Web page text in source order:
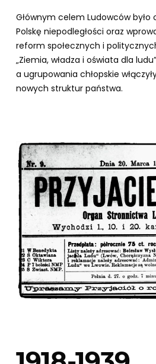
Głównym celem Ludowców było
Polskę niepodległości oraz
reform społecznych i
„Ziemia, władza i oświata dla
a ugrupowania chłopskie
nowych struktur państwa.